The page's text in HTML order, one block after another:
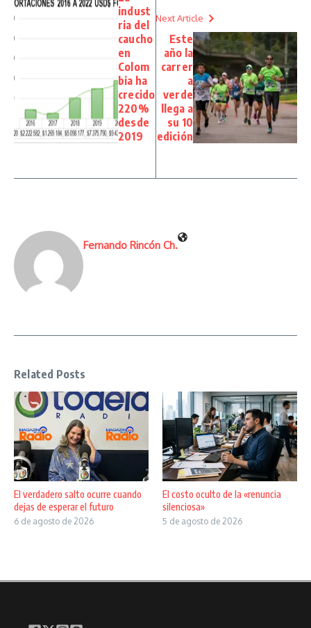
indust
ria del
caucho
en
Colom
bia ha
crecido
220%
desde
2019
Next Article
Este
año la
carrer
a
verde
llega a
su 10
edición
Fernando Rincón Ch.
Related Posts
El verdadero salto ocurre cuando
dejas de esperar el futuro
6 de agosto de 2026
El costo oculto de la «renuncia
silenciosa»
5 de agosto de 2026